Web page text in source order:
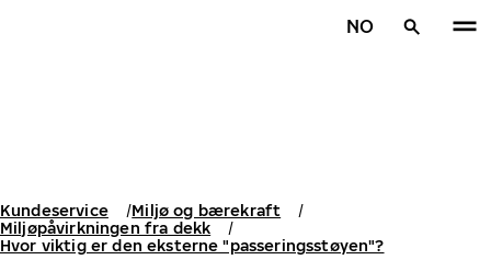
NO
Kundeservice
Miljø og bærekraft
Miljøpåvirkningen fra dekk
Hvor viktig er den eksterne "passeringsstøyen"?